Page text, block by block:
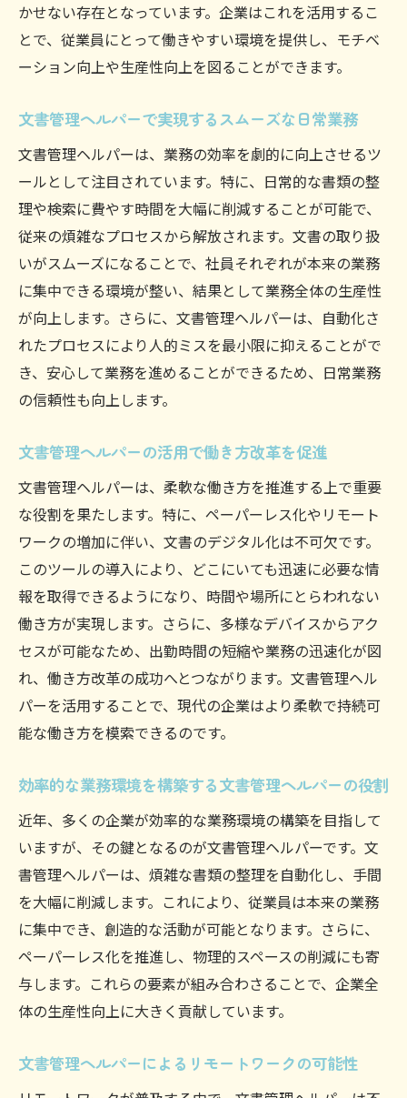
環境に優しい文書管理ヘルパーの導入効果
文書管理ヘルパーがもたらすデジタル化の
波
ペーパーレス時代の必須ツール、文書管理
文書管理ヘルパーがもたらす業務プロセスの変
革
文書管理ヘルパーで業務フローを改善
プロセス自動化を実現する文書管理ヘルパ
ー
文書管理ヘルパーが変える作業ルーチン
業務プロセスの効率化を支える文書管理ヘ
ルパー
文書管理ヘルパー導入がもたらす組織変革
企業の未来を拓く文書管理ヘルパーの可能性
文書管理ヘルパーが企業成長を促進
未来志向の企業における文書管理ヘルパー
の役割
文書管理ヘルパーの進化が企業の未来を形
作る
文書管理ヘルパーで企業のデジタル化を加
速
企業競争力を高める文書管理ヘルパーの力
文書管理ヘルパーが描く次世代の働き方
パー
文書管理ヘルパーでコスト効率を最大化
時間削減を可能にする文書管理ヘルパーの
導入効果
文書管理ヘルパーがもたらす経費削減の実
例
業務時間短縮とコスト削減を両立する文書
管理ヘルパー
企業の財務改善に貢献する文書管理ヘルパ
かせない存在となっています。企業はこれを活用するこ
とで、従業員にとって働きやすい環境を提供し、モチベ
ーション向上や生産性向上を図ることができます。
文書管理ヘルパーで実現するスムーズな日常業務
文書管理ヘルパーは、業務の効率を劇的に向上させるツ
ールとして注目されています。特に、日常的な書類の整
理や検索に費やす時間を大幅に削減することが可能で、
従来の煩雑なプロセスから解放されます。文書の取り扱
いがスムーズになることで、社員それぞれが本来の業務
に集中できる環境が整い、結果として業務全体の生産性
が向上します。さらに、文書管理ヘルパーは、自動化さ
れたプロセスにより人的ミスを最小限に抑えることがで
き、安心して業務を進めることができるため、日常業務
の信頼性も向上します。
文書管理ヘルパーの活用で働き方改革を促進
文書管理ヘルパーは、柔軟な働き方を推進する上で重要
な役割を果たします。特に、ペーパーレス化やリモート
ワークの増加に伴い、文書のデジタル化は不可欠です。
このツールの導入により、どこにいても迅速に必要な情
報を取得できるようになり、時間や場所にとらわれない
働き方が実現します。さらに、多様なデバイスからアク
セスが可能なため、出勤時間の短縮や業務の迅速化が図
れ、働き方改革の成功へとつながります。文書管理ヘル
パーを活用することで、現代の企業はより柔軟で持続可
能な働き方を模索できるのです。
効率的な業務環境を構築する文書管理ヘルパーの役割
近年、多くの企業が効率的な業務環境の構築を目指して
いますが、その鍵となるのが文書管理ヘルパーです。文
書管理ヘルパーは、煩雑な書類の整理を自動化し、手間
を大幅に削減します。これにより、従業員は本来の業務
に集中でき、創造的な活動が可能となります。さらに、
ペーパーレス化を推進し、物理的スペースの削減にも寄
与します。これらの要素が組み合わさることで、企業全
体の生産性向上に大きく貢献しています。
文書管理ヘルパーによるリモートワークの可能性